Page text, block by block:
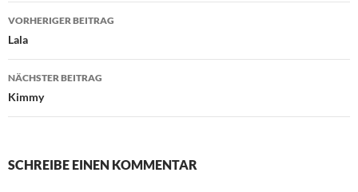
Beitragsnavigation
VORHERIGER BEITRAG
Lala
NÄCHSTER BEITRAG
Kimmy
SCHREIBE EINEN KOMMENTAR